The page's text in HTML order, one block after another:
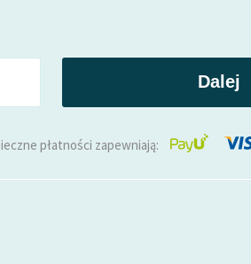
Dalej
płatności zapewniają: